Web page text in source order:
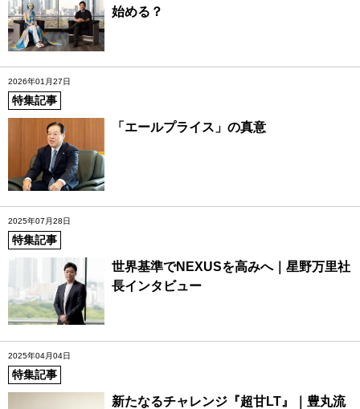
始める？
2026年01月27日
特集記事
「エールプライス」の真意
2025年07月28日
特集記事
世界基準でNEXUSを高みへ｜星野万里社
長インタビュー
2025年04月04日
特集記事
新たなるチャレンジ『超甘LT』｜豊丸流